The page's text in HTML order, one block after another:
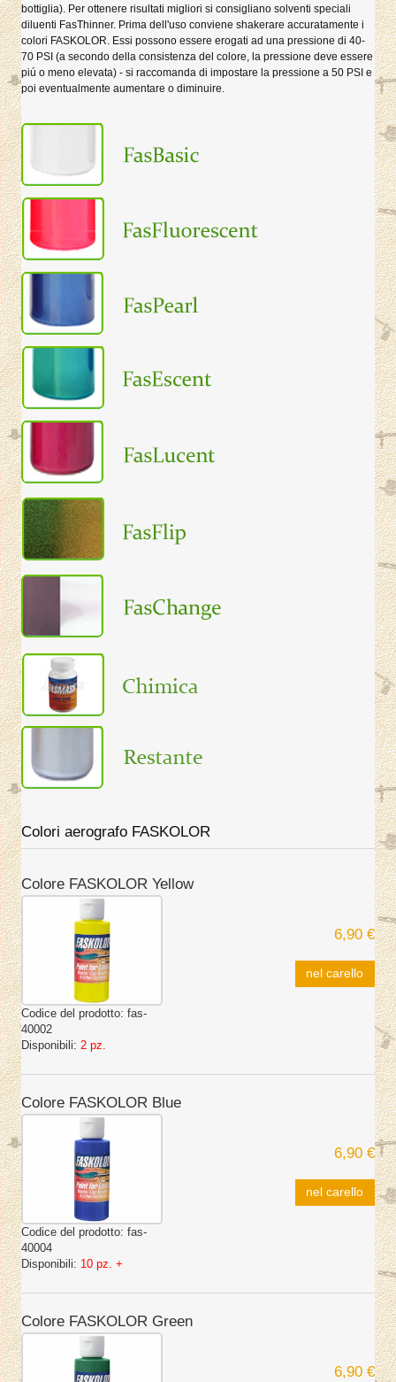
bottiglia). Per ottenere risultati migliori si consigliano solventi speciali
diluenti FasThinner. Prima dell'uso conviene shakerare accuratamente i
colori FASKOLOR. Essi possono essere erogati ad una pressione di 40-
70 PSI (a secondo della consistenza del colore, la pressione deve essere
piú o meno elevata) - si raccomanda di impostare la pressione a 50 PSI e
poi eventualmente aumentare o diminuire.
Colori aerografo FASKOLOR
Colore FASKOLOR Yellow
Codice del prodotto: fas-
40002
Disponibili: 2 pz.
6,90 €
nel carello
Colore FASKOLOR Blue
Codice del prodotto: fas-
40004
Disponibili: 10 pz. +
6,90 €
nel carello
Colore FASKOLOR Green
6,90 €